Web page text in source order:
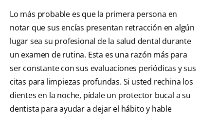
Lo más probable es que la primera persona en
notar que sus encías presentan retracción en algún
lugar sea su profesional de la salud dental durante
un examen de rutina. Esta es una razón más para
ser constante con sus evaluaciones periódicas y sus
citas para limpiezas profundas. Si usted rechina los
dientes en la noche, pídale un protector bucal a su
dentista para ayudar a dejar el hábito y hable